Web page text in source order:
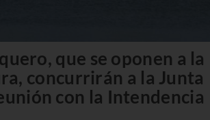
que se oponen a la
concurrirán a la Junta
con la Intendencia